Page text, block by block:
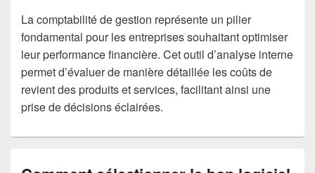
La comptabilité de gestion représente un pilier
fondamental pour les entreprises souhaitant optimiser
leur performance financière. Cet outil d’analyse interne
permet d’évaluer de manière détaillée les coûts de
revient des produits et services, facilitant ainsi une
prise de décisions éclairées.